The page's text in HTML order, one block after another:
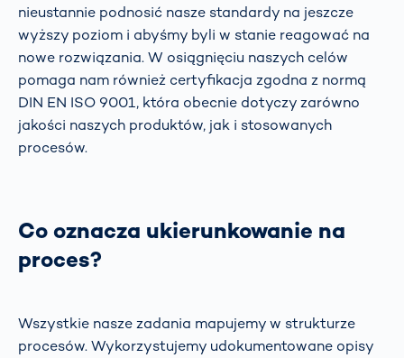
nieustannie podnosić nasze standardy na jeszcze
wyższy poziom i abyśmy byli w stanie reagować na
nowe rozwiązania. W osiągnięciu naszych celów
pomaga nam również certyfikacja zgodna z normą
DIN EN ISO 9001, która obecnie dotyczy zarówno
jakości naszych produktów, jak i stosowanych
procesów.
Co oznacza ukierunkowanie na
proces?
Wszystkie nasze zadania mapujemy w strukturze
procesów. Wykorzystujemy udokumentowane opisy